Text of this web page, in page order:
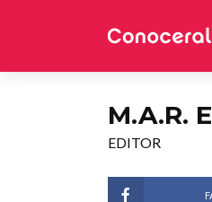
M.A.R.
EDITOR